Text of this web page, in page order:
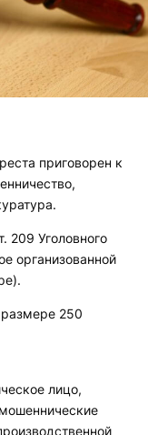
приговорен к
209 Уголовного
организованной
250
лицо,